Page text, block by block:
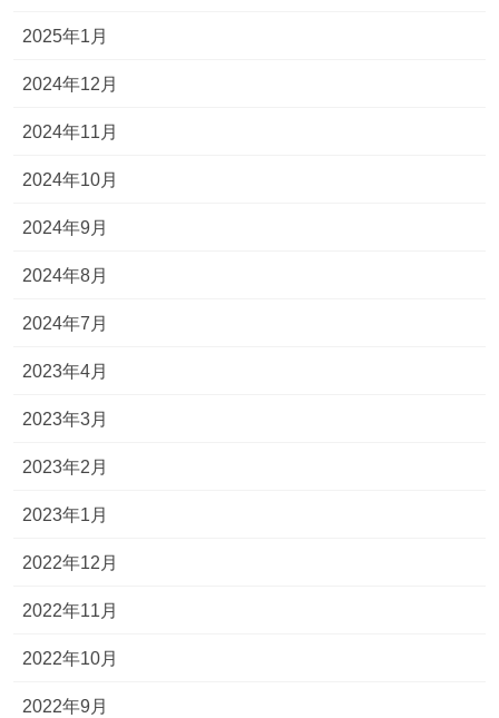
2025年1月
2024年12月
2024年11月
2024年10月
2024年9月
2024年8月
2024年7月
2023年4月
2023年3月
2023年2月
2023年1月
2022年12月
2022年11月
2022年10月
2022年9月